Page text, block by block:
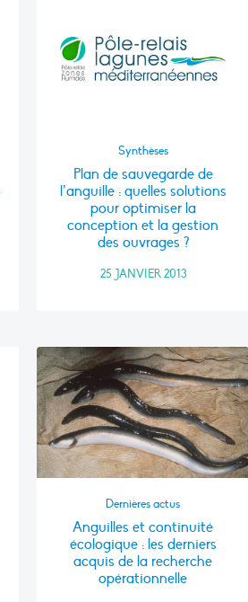
Synthèses
Plan de sauvegarde de
l’anguille : quelles solutions
pour optimiser la
conception et la gestion
des ouvrages ?
25 JANVIER 2013
Dernières actus
Anguilles et continuité
écologique : les derniers
acquis de la recherche
opérationnelle